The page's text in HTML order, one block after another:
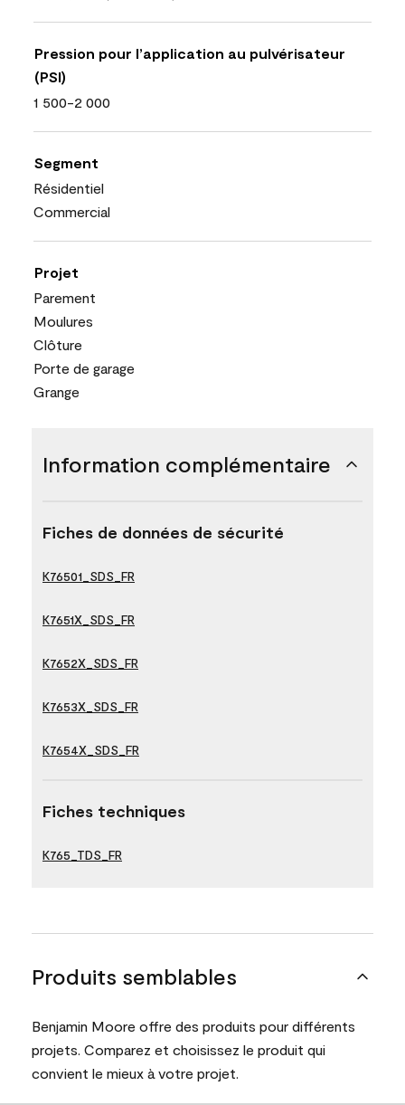
Pression pour l’application au pulvérisateur
(PSI)
1 500-2 000
Segment
Résidentiel
Commercial
Projet
Parement
Moulures
Clôture
Porte de garage
Grange
Information complémentaire
Fiches de données de sécurité
K76501_SDS_FR
K7651X_SDS_FR
K7652X_SDS_FR
K7653X_SDS_FR
K7654X_SDS_FR
Fiches techniques
K765_TDS_FR
Produits semblables
Benjamin Moore offre des produits pour différents
projets. Comparez et choisissez le produit qui
convient le mieux à votre projet.